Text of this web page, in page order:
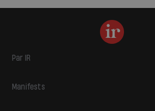
Par IR
Manifests